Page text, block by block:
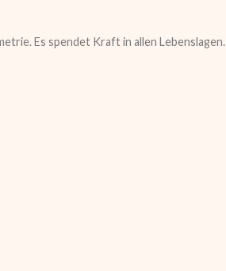
Es spendet Kraft in allen Lebenslagen.